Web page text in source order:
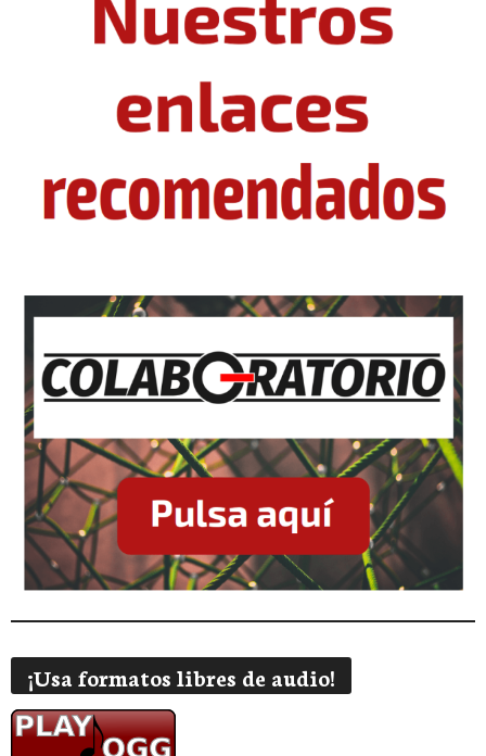
¡Usa formatos libres de audio!